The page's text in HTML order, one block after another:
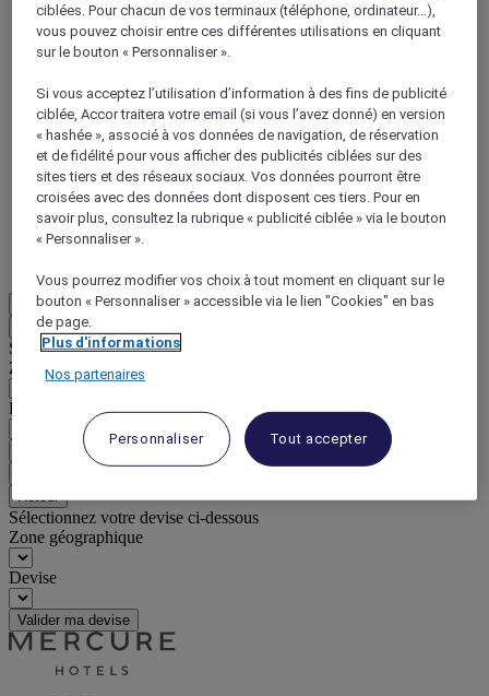
ALL Accor+ Voyager
15% de réduction toute l'annéesur vos séjours dans
+30 marques
DÉCOUVRIR
Retour
Sélectionnez votre zone et votre langue ci-dessous
Zone géographique
Pays/Région - Langue
Valider votre zone et votre langue
Retour
Sélectionnez votre devise ci-dessous
Zone géographique
Devise
Valider ma devise
ciblées. Pour chacun de vos terminaux (téléphone, ordinateur…),
vous pouvez choisir entre ces différentes utilisations en cliquant
sur le bouton « Personnaliser ».
Si vous acceptez l’utilisation d’information à des fins de publicité
ciblée, Accor traitera votre email (si vous l’avez donné) en version
« hashée », associé à vos données de navigation, de réservation
et de fidélité pour vous afficher des publicités ciblées sur des
sites tiers et des réseaux sociaux. Vos données pourront être
croisées avec des données dont disposent ces tiers. Pour en
savoir plus, consultez la rubrique « publicité ciblée » via le bouton
« Personnaliser ».
Vous pourrez modifier vos choix à tout moment en cliquant sur le
bouton « Personnaliser » accessible via le lien "Cookies" en bas
de page.
Plus d'informations
Nos partenaires
Personnaliser Tout accepter